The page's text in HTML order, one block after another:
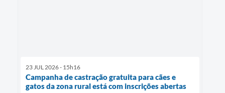
23 JUL 2026 - 15h16
Campanha de castração gratuita para cães e
gatos da zona rural está com inscrições abertas